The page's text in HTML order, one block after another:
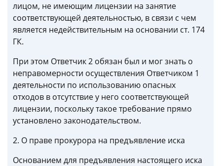
лицом, не имеющим лицензии на занятие
соответствующей деятельностью, в связи с чем
является недействительным на основании ст. 174
ГК.
При этом Ответчик 2 обязан был и мог знать о
неправомерности осуществления Ответчиком 1
деятельности по использованию опасных
отходов в отсутствие у него соответствующей
лицензии, поскольку такое требование прямо
установлено законодательством.
2. О праве прокурора на предъявление иска
Основанием для предъявления настоящего иска